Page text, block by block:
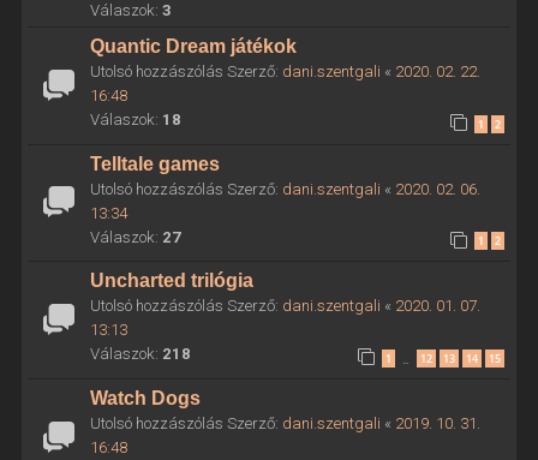
Válaszok: 3
Quantic Dream játékok
Utolsó hozzászólás Szerző: dani.szentgali « 2020. 02. 22.
16:48
Válaszok: 18 1 2
Telltale games
Utolsó hozzászólás Szerző: dani.szentgali « 2020. 02. 06.
13:34
Válaszok: 27 1 2
Uncharted trilógia
Utolsó hozzászólás Szerző: dani.szentgali « 2020. 01. 07.
13:13
Válaszok: 218 1 … 12 13 14 15
Watch Dogs
Utolsó hozzászólás Szerző: dani.szentgali « 2019. 10. 31.
16:48